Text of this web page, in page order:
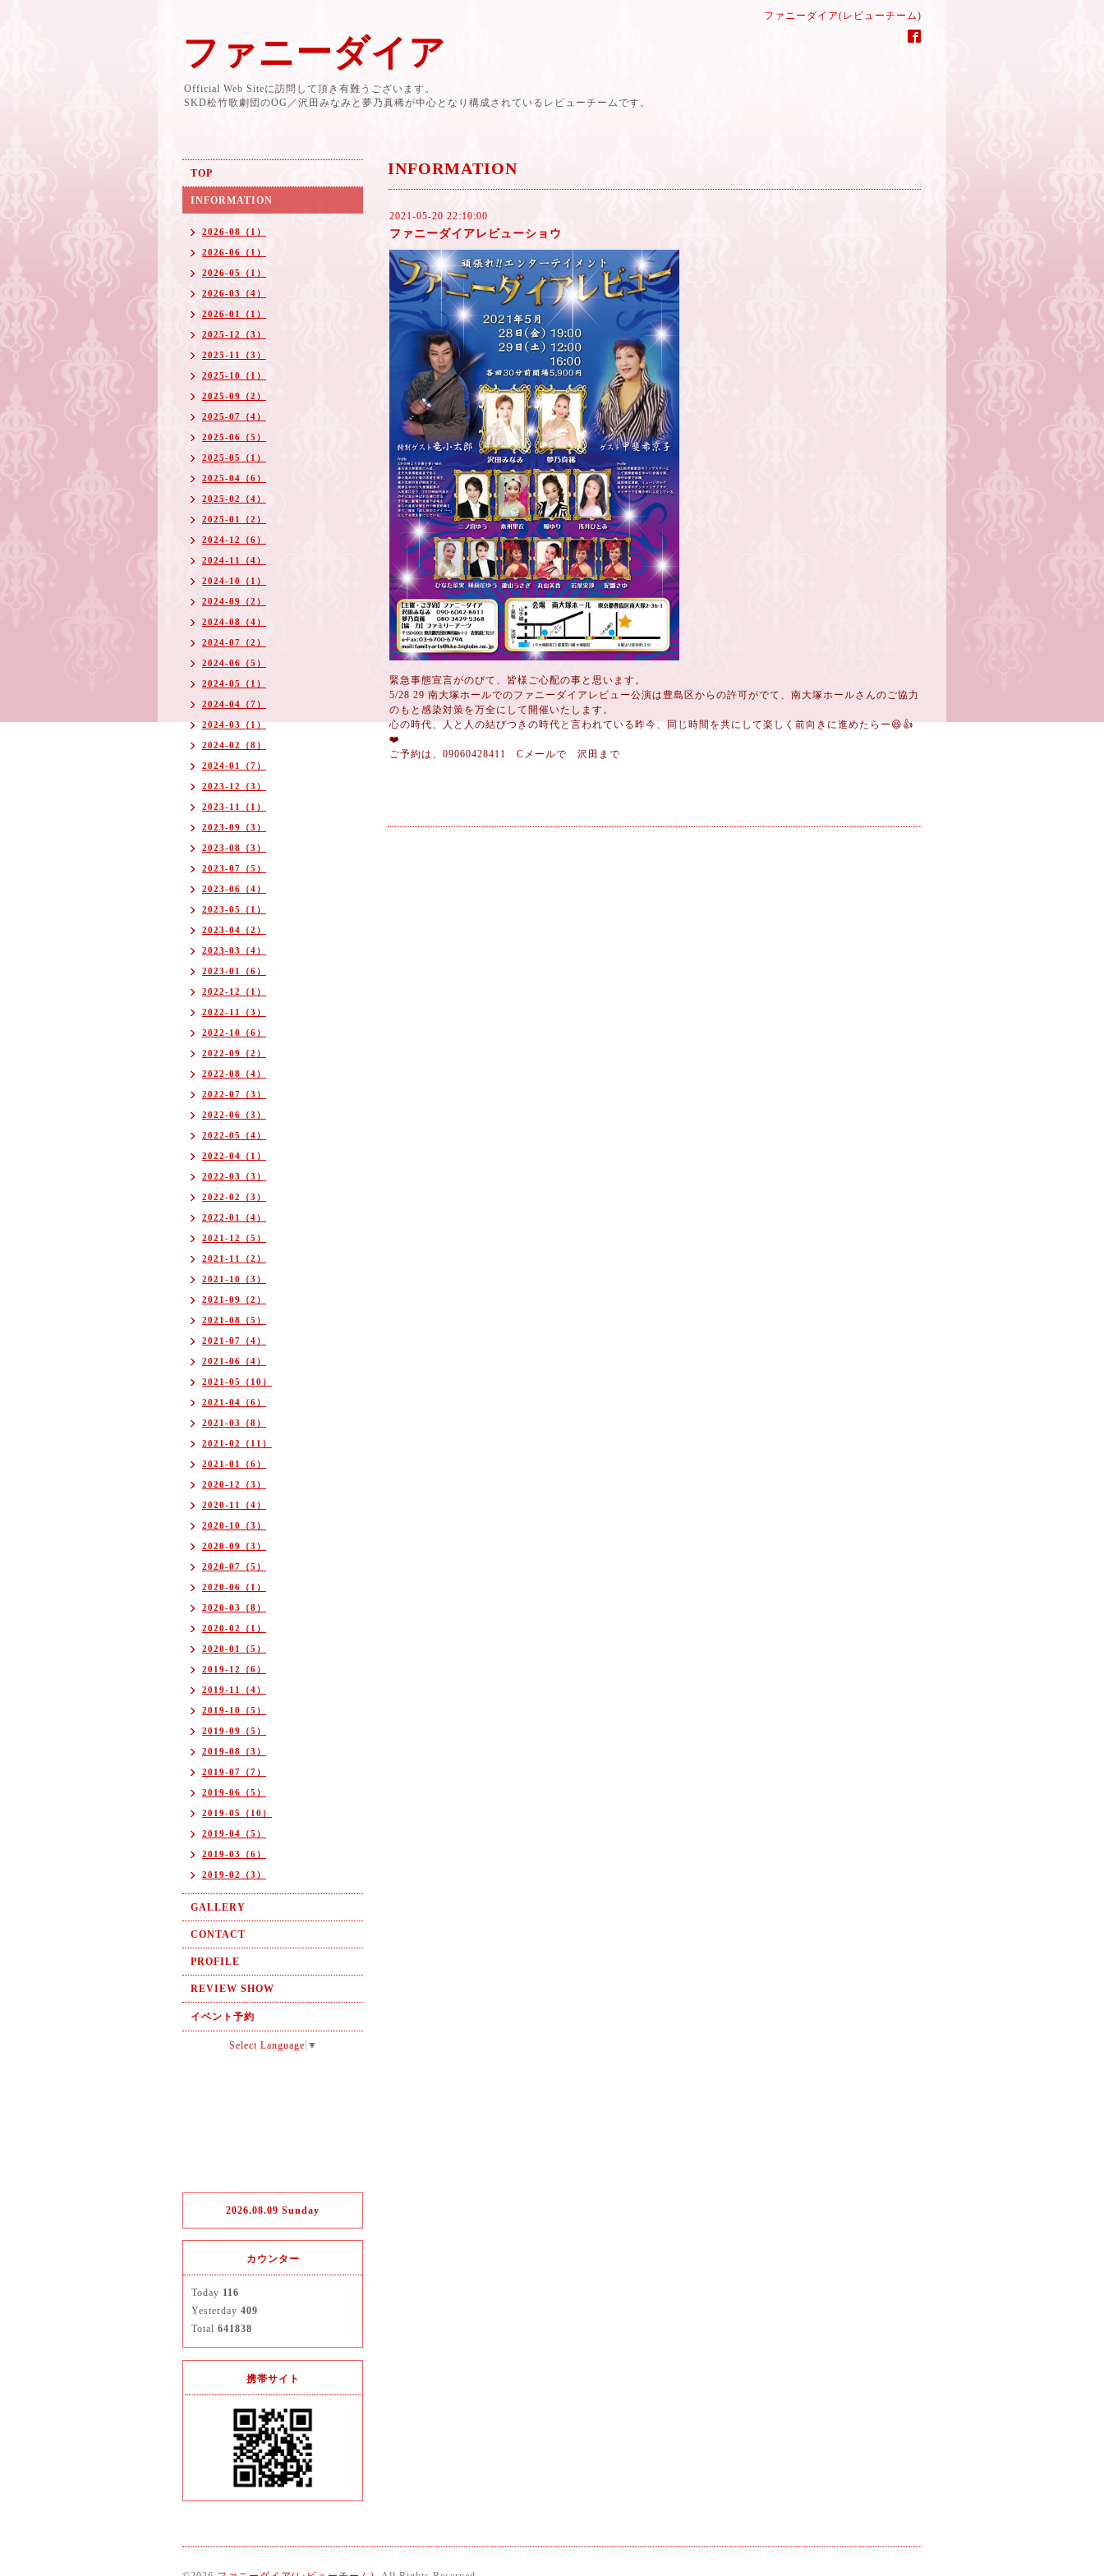
ファニーダイア(レビューチーム)
ファニーダイア
Official Web Siteに訪問して頂き有難うございます。
SKD松竹歌劇団のOG／沢田みなみと夢乃真稀が中心となり構成されているレビューチームです。
INFORMATION
2021-05-20 22:10:00
ファニーダイアレビューショウ
緊急事態宣言がのびて、皆様ご心配の事と思います。
5/28 29 南大塚ホールでのファニーダイアレビュー公演は豊島区からの許可がでて、南大塚ホールさんのご協力
のもと感染対策を万全にして開催いたします。
心の時代、人と人の結びつきの時代と言われている昨今、同じ時間を共にして楽しく前向きに進めたらー😆👍
❤️
ご予約は、09060428411 Cメールで 沢田まで
TOP
INFORMATION
2026-08（1）
2026-06（1）
2026-05（1）
2026-03（4）
2026-01（1）
2025-12（3）
2025-11（3）
2025-10（1）
2025-09（2）
2025-07（4）
2025-06（5）
2025-05（1）
2025-04（6）
2025-02（4）
2025-01（2）
2024-12（6）
2024-11（4）
2024-10（1）
2024-09（2）
2024-08（4）
2024-07（2）
2024-06（5）
2024-05（1）
2024-04（7）
2024-03（1）
2024-02（8）
2024-01（7）
2023-12（3）
2023-11（1）
2023-09（3）
2023-08（3）
2023-07（5）
2023-06（4）
2023-05（1）
2023-04（2）
2023-03（4）
2023-01（6）
2022-12（1）
2022-11（3）
2022-10（6）
2022-09（2）
2022-08（4）
2022-07（3）
2022-06（3）
2022-05（4）
2022-04（1）
2022-03（3）
2022-02（3）
2022-01（4）
2021-12（5）
2021-11（2）
2021-10（3）
2021-09（2）
2021-08（5）
2021-07（4）
2021-06（4）
2021-05（10）
2021-04（6）
2021-03（8）
2021-02（11）
2021-01（6）
2020-12（3）
2020-11（4）
2020-10（3）
2020-09（3）
2020-07（5）
2020-06（1）
2020-03（8）
2020-02（1）
2020-01（5）
2019-12（6）
2019-11（4）
2019-10（5）
2019-09（5）
2019-08（3）
2019-07（7）
2019-06（5）
2019-05（10）
2019-04（5）
2019-03（6）
2019-02（3）
GALLERY
CONTACT
PROFILE
REVIEW SHOW
イベント予約
Select Language ▼
2026.08.09 Sunday
カウンター
Today 116
Yesterday 409
Total 641838
携帯サイト